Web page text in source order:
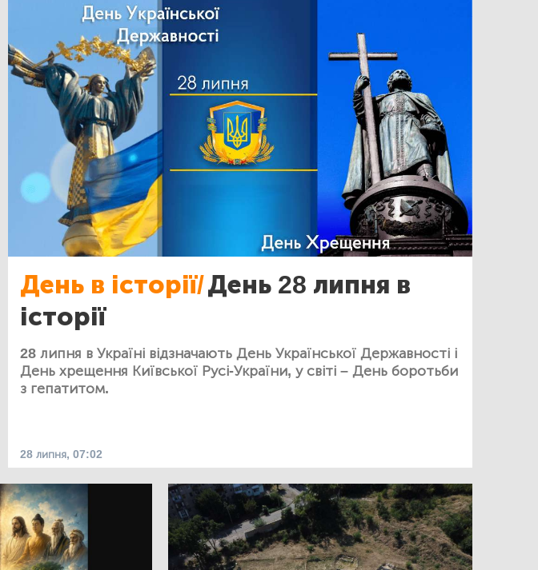
День в історії/День 28 липня в
історії
28 липня в Україні відзначають День Української Державності і
День хрещення Київської Русі-України, у світі – День боротьби
з гепатитом.
28 липня, 07:02